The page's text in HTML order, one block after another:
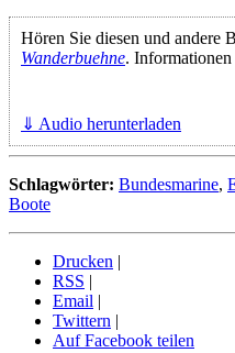
Hören Sie diesen und andere
Wanderbuehne.
⇓ Audio herunterladen
Schlagwörter: Bundesmarine,
Boote
Drucken |
RSS |
Email |
Twittern |
Auf Facebook teilen